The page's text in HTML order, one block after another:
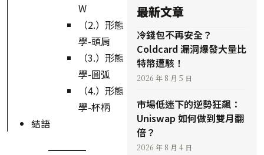
W
（2.）形態
學-頭肩
（3.）形態
學-圓弧
（4.）形態
學-杯柄
結語
最新文章
冷錢包不再安全？
Coldcard 漏洞爆發大量比
特幣遭駭！
2026 年 8 月 5 日
市場低迷下的逆勢狂飆：
Uniswap 如何做到雙月翻
倍？
2026 年 8 月 4 日